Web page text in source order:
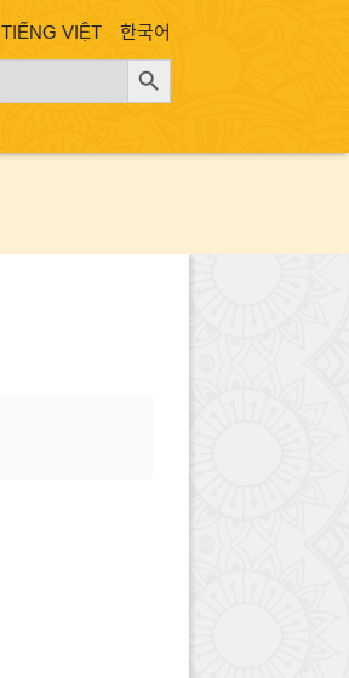
TIẾNG VIỆT 한국어
Search Button